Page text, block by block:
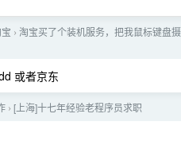
› 淘宝买了个装机服务，把我鼠标键盘
或者京东
› [上海]十七年经验老程序员求职